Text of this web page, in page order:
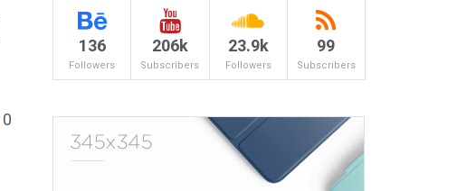
0
136
Followers
206k
Subscribers
23.9k
Followers
99
Subscribers